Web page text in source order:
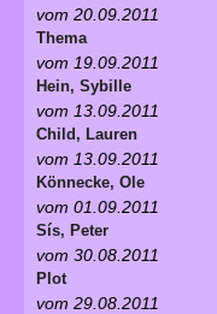
vom 20.09.2011
Thema
vom 19.09.2011
Hein, Sybille
vom 13.09.2011
Child, Lauren
vom 13.09.2011
Könnecke, Ole
vom 01.09.2011
Sís, Peter
vom 30.08.2011
Plot
vom 29.08.2011